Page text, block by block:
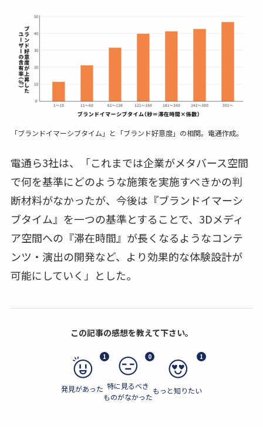
「ブランドイマーシブタイム」と「ブランド好意度」の相関。電通作成。
電通ら3社は、「これまでは企業がメタバース空間
で何を基準にどのような施策を実施すべきかの判
断材料がなかったが、今後は『ブランドイマーシ
ブタイム』を一つの基準とすることで、3Dメディ
ア空間への『滞在時間』が長くなるようなコンテ
ンツ・演出の開発など、より効果的な体験設計が
可能にしていく」とした。
この記事の感想を教えて下さい。
1
発見があった
0
特に見るべき
ものがなかった
1
もっと知りたい